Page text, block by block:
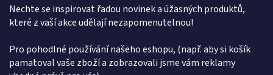
Nechte se inspirovat řadou novinek a úžasných produktů,
které z vaší akce udělají nezapomenutelnou!
Pro pohodlné používání našeho eshopu, (např. aby si košík
pamatoval vaše zboží a zobrazovali jsme vám reklamy
Barevná svíčka ve tvaru čísla 6 nesmí chybět na žádném
narozeninovém dortu. Svíčka je opatřena plastovým
svíčky je 8 cm.
Doplňkové parametry